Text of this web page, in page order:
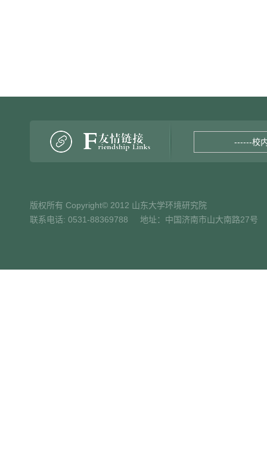
------校
版权所有 Copyright© 2012 山东大学环境研究院
联系电话: 0531-88369788 地址：中国济南市山大南路27号